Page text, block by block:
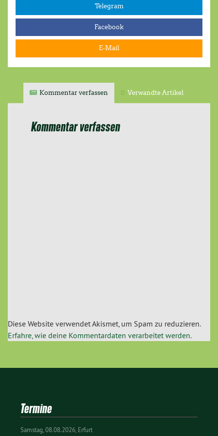
nicht die Mehrheit im
bedauern das sehr. Das
Telegram
Facebook
E-Mail
Kommentar verfassen Verwandte Artikel
Kommentar verfassen
Diese Website verwendet Akismet, um Spam zu reduzieren.
Erfahre, wie deine Kommentardaten verarbeitet werden.
Termine
Samstag 08.08.2026 Erfurt